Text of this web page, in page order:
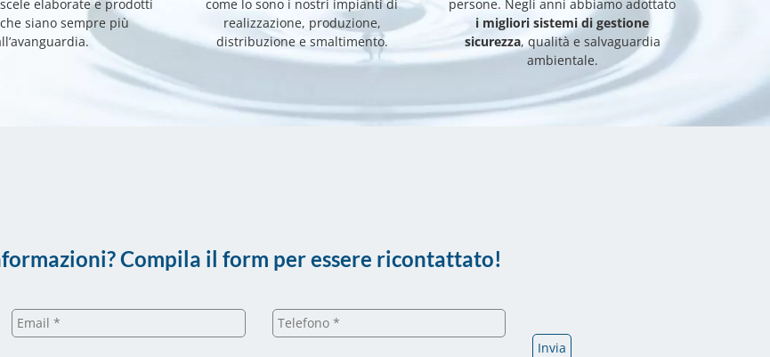
elaborate e prodotti
siano sempre più
come lo sono i nostri impianti di
realizzazione, produzione,
distribuzione e smaltimento.
persone. Negli anni abbiamo adottato
i migliori sistemi di gestione
sicurezza, qualità e salvaguardia
ambientale.
Compila il form per essere ricontattato!